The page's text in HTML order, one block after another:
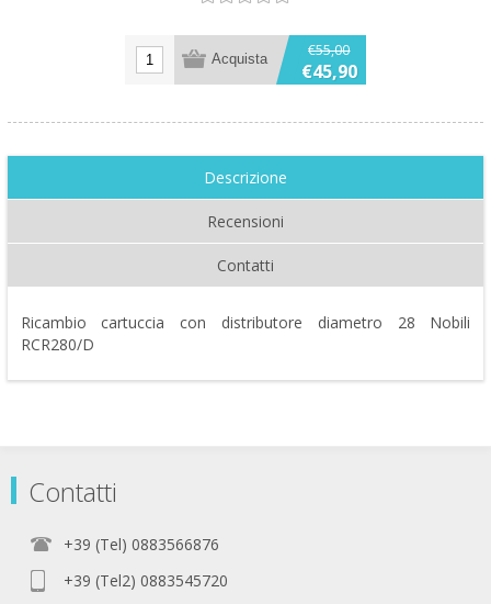
€55,00
€45,90
Descrizione
Recensioni
Contatti
Ricambio cartuccia con distributore diametro 28 Nobili
RCR280/D
Contatti
+39 (Tel) 0883566876
+39 (Tel2) 0883545720